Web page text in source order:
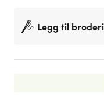
Legg til broderi